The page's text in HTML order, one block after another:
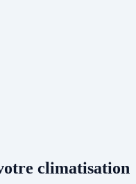
climatisation